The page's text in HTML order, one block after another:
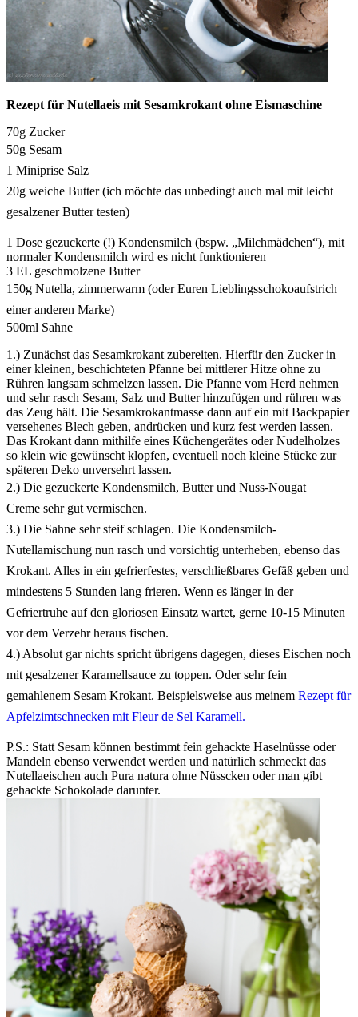
Rezept für Nutellaeis mit Sesamkrokant ohne Eismaschine
70g Zucker
50g Sesam
1 Miniprise Salz
20g weiche Butter (ich möchte das unbedingt auch mal mit leicht
gesalzener Butter testen)
1 Dose gezuckerte (!) Kondensmilch (bspw. „Milchmädchen“), mit
normaler Kondensmilch wird es nicht funktionieren
3 EL geschmolzene Butter
150g Nutella, zimmerwarm (oder Euren Lieblingsschokoaufstrich
einer anderen Marke)
500ml Sahne
1.) Zunächst das Sesamkrokant zubereiten. Hierfür den Zucker in
einer kleinen, beschichteten Pfanne bei mittlerer Hitze ohne zu
Rühren langsam schmelzen lassen. Die Pfanne vom Herd nehmen
und sehr rasch Sesam, Salz und Butter hinzufügen und rühren was
das Zeug hält. Die Sesamkrokantmasse dann auf ein mit Backpapier
versehenes Blech geben, andrücken und kurz fest werden lassen.
Das Krokant dann mithilfe eines Küchengerätes oder Nudelholzes
so klein wie gewünscht klopfen, eventuell noch kleine Stücke zur
späteren Deko unversehrt lassen.
2.) Die gezuckerte Kondensmilch, Butter und Nuss-Nougat
Creme sehr gut vermischen.
3.) Die Sahne sehr steif schlagen. Die Kondensmilch-
Nutellamischung nun rasch und vorsichtig unterheben, ebenso das
Krokant. Alles in ein gefrierfestes, verschließbares Gefäß geben und
mindestens 5 Stunden lang frieren. Wenn es länger in der
Gefriertruhe auf den gloriosen Einsatz wartet, gerne 10-15 Minuten
vor dem Verzehr heraus fischen.
4.) Absolut gar nichts spricht übrigens dagegen, dieses Eischen noch
mit gesalzener Karamellsauce zu toppen. Oder sehr fein
gemahlenem Sesam Krokant. Beispielsweise aus meinem Rezept für
Apfelzimtschnecken mit Fleur de Sel Karamell.
P.S.: Statt Sesam können bestimmt fein gehackte Haselnüsse oder
Mandeln ebenso verwendet werden und natürlich schmeckt das
Nutellaeischen auch Pura natura ohne Nüsscken oder man gibt
gehackte Schokolade darunter.